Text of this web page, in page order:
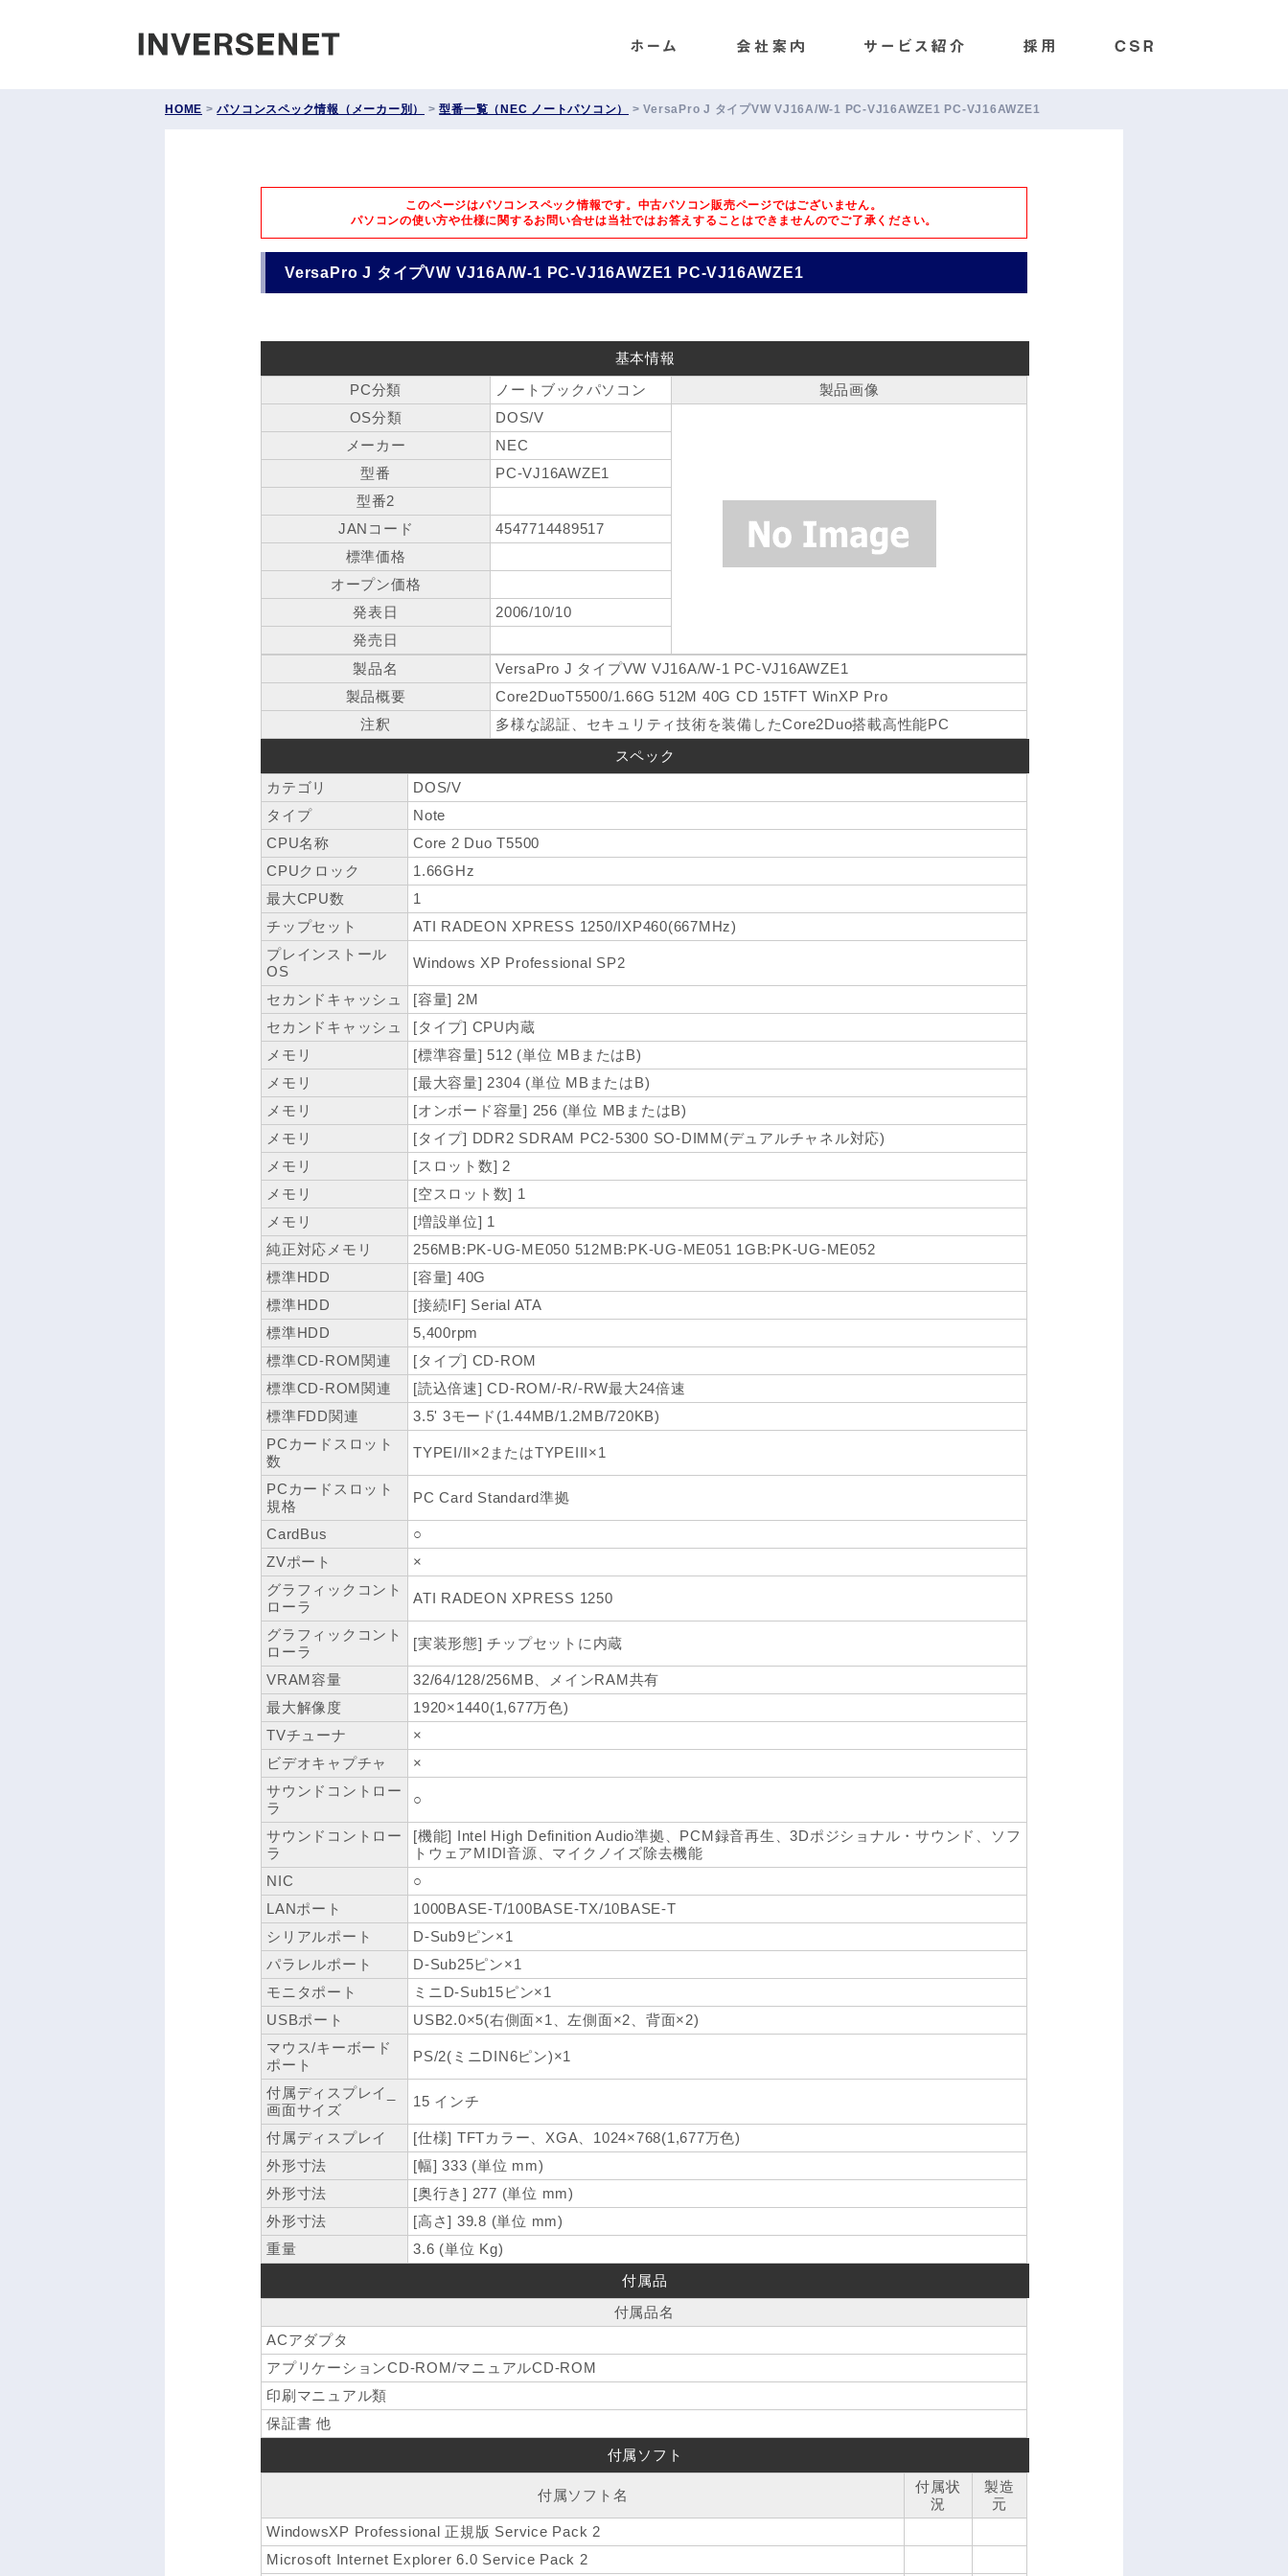
HOME >パソコンスペック情報（メーカー別） >型番一覧（NEC ノートパソコン） >VersaPro J タイプVW VJ16A/W-1 PC-VJ16AWZE1 PC-VJ16AWZE1
このページはパソコンスペック情報です。中古パソコン販売ページではございません。
パソコンの使い方や仕様に関するお問い合せは当社ではお答えすることはできませんのでご了承ください。
VersaPro J タイプVW VJ16A/W-1 PC-VJ16AWZE1 PC-VJ16AWZE1
基本情報
PC分類
ノートブックパソコン
製品画像
OS分類
DOS/V
メーカー
NEC
型番
PC-VJ16AWZE1
型番2
JANコード
4547714489517
標準価格
オープン価格
発表日
2006/10/10
発売日
製品名
VersaPro J タイプVW VJ16A/W-1 PC-VJ16AWZE1
製品概要
Core2DuoT5500/1.66G 512M 40G CD 15TFT WinXP Pro
注釈
多様な認証、セキュリティ技術を装備したCore2Duo搭載高性能PC
スペック
カテゴリ
DOS/V
タイプ
Note
CPU名称
Core 2 Duo T5500
CPUクロック
1.66GHz
最大CPU数
1
チップセット
ATI RADEON XPRESS 1250/IXP460(667MHz)
プレインストール
OS
Windows XP Professional SP2
セカンドキャッシュ
[容量] 2M
セカンドキャッシュ
[タイプ] CPU内蔵
メモリ
[標準容量] 512 (単位 MBまたはB)
メモリ
[最大容量] 2304 (単位 MBまたはB)
メモリ
[オンボード容量] 256 (単位 MBまたはB)
メモリ
[タイプ] DDR2 SDRAM PC2-5300 SO-DIMM(デュアルチャネル対応)
メモリ
[スロット数] 2
メモリ
[空スロット数] 1
メモリ
[増設単位] 1
純正対応メモリ
256MB:PK-UG-ME050 512MB:PK-UG-ME051 1GB:PK-UG-ME052
標準HDD
[容量] 40G
標準HDD
[接続IF] Serial ATA
標準HDD
5,400rpm
標準CD-ROM関連
[タイプ] CD-ROM
標準CD-ROM関連
[読込倍速] CD-ROM/-R/-RW最大24倍速
標準FDD関連
3.5' 3モード(1.44MB/1.2MB/720KB)
PCカードスロット
数
TYPEI/II×2またはTYPEIII×1
PCカードスロット
規格
PC Card Standard準拠
CardBus
○
ZVポート
×
グラフィックコント
ローラ
ATI RADEON XPRESS 1250
グラフィックコント
ローラ
[実装形態] チップセットに内蔵
VRAM容量
32/64/128/256MB、メインRAM共有
最大解像度
1920×1440(1,677万色)
TVチューナ
×
ビデオキャプチャ
×
サウンドコントロー
ラ
○
サウンドコントロー
ラ
[機能] Intel High Definition Audio準拠、PCM録音再生、3Dポジショナル・サウンド、ソフ
トウェアMIDI音源、マイクノイズ除去機能
NIC
○
LANポート
1000BASE-T/100BASE-TX/10BASE-T
シリアルポート
D-Sub9ピン×1
パラレルポート
D-Sub25ピン×1
モニタポート
ミニD-Sub15ピン×1
USBポート
USB2.0×5(右側面×1、左側面×2、背面×2)
マウス/キーボード
ポート
PS/2(ミニDIN6ピン)×1
付属ディスプレイ_
画面サイズ
15 インチ
付属ディスプレイ
[仕様] TFTカラー、XGA、1024×768(1,677万色)
外形寸法
[幅] 333 (単位 mm)
外形寸法
[奥行き] 277 (単位 mm)
外形寸法
[高さ] 39.8 (単位 mm)
重量
3.6 (単位 Kg)
付属品
付属品名
ACアダプタ
アプリケーションCD-ROM/マニュアルCD-ROM
印刷マニュアル類
保証書 他
付属ソフト
付属ソフト名
付属状
況
製造
元
WindowsXP Professional 正規版 Service Pack 2
Microsoft Internet Explorer 6.0 Service Pack 2